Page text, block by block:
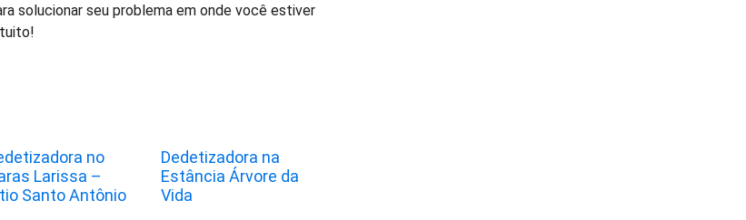
solucionar seu problema em onde você estiver
no
Larissa –
Santo Antônio
Dedetizadora na
Estância Árvore da
Vida